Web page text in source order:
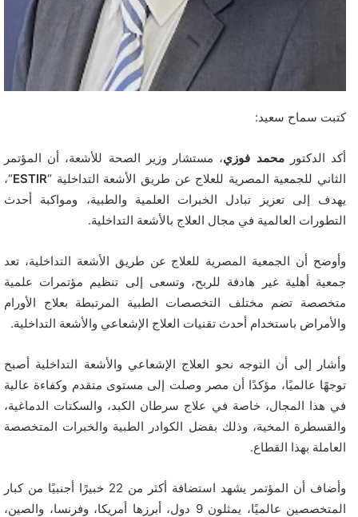
كتبت سماح سعيد:
أكد الدكتورمحمد فوزي، مستشار وزير الصحة للأشعة، أن المؤتمر
الثاني للجمعية المصرية للعلاج عن طريق الأشعة التداخلية “ESTIR“،
يهدف إلى تعزيز تبادل الخبرات العلمية والطبية، ومواكبة أحدث
التطورات العالمية في مجال العلاج بالأشعة التداخلية.
وأوضح أن الجمعية المصرية للعلاج عن طريق الأشعة التداخلية، تعد
جمعية أهلية غير هادفة للربح، وتسعى إلى تنظيم مؤتمرات علمية
متخصصة تضم مختلف التخصصات الطبية المرتبطة بعلاج الأورام
والأمراض باستخدام أحدث تقنيات العلاج الإشعاعي والأشعة التداخلية.
وأشار إلى أن التوجه نحو العلاج الإشعاعي والأشعة التداخلية أصبح
توجهًا عالميًا، مؤكدًا أن مصر وصلت إلى مستوى متقدم وكفاءة عالية
في هذا المجال، خاصة في علاج سرطان الكبد، والسكتات الدماغية،
والقسطرة المخية، وذلك بفضل الكوادر الطبية والخبرات المتخصصة
العاملة بهذا القطاع.
وأضاف أن المؤتمر يشهد استضافة أكثر من 22 خبيرًا أجنبيًا من كبار
المتخصصين عالميًا، يمثلون 9 دول، أبرزها أمريكا، وفرنسا، والصين،